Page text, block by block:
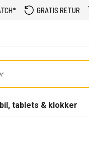
GRATIS RETUR
tablets & klokker